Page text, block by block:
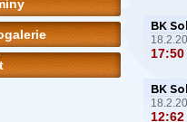
BK
17:50
BK
12:62